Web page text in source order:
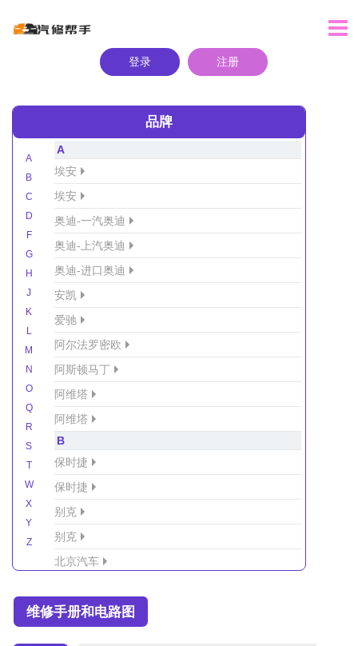
登录 注册
品牌
A
B
C
D
F
G
H
J
K
L
M
N
O
Q
R
S
T
W
X
Y
Z
A
埃安
埃安
奥迪-一汽奥迪
奥迪-上汽奥迪
奥迪-进口奥迪
安凯
爱驰
阿尔法罗密欧
阿斯顿马丁
阿维塔
阿维塔
B
保时捷
保时捷
别克
别克
北京汽车
北京越野车
维修手册和电路图